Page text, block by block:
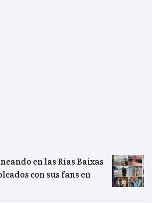
en las Rías Baixas
con sus fans en